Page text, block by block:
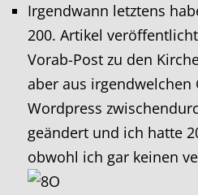
Irgendwann letztens
200. Artikel
Vorab-Post zu den
aber aus irgendwelchen
Wordpress
geändert und ich hatte
obwohl ich gar keinen